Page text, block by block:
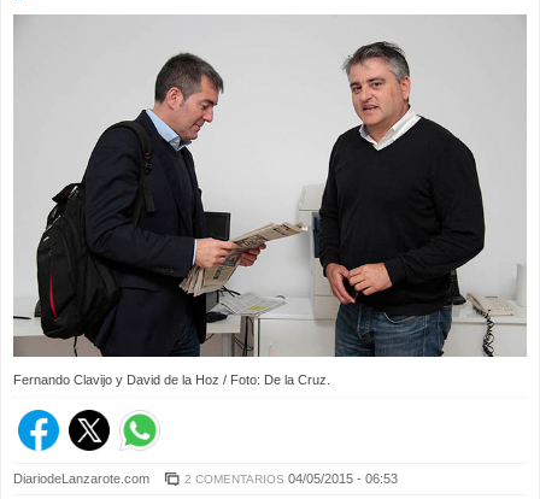
Fernando Clavijo y David de la Hoz / Foto: De la Cruz.
DiariodeLanzarote.com 2 COMENTARIOS 04/05/2015 - 06:53